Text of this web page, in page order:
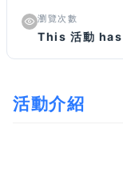
瀏覽次數
This 活動
活動介紹